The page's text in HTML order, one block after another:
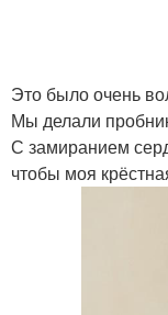
Это было очень
Мы делали
С замиранием
чтобы моя